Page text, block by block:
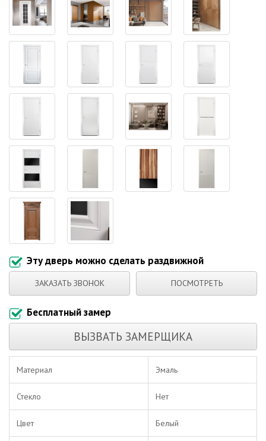
Эту дверь можно сделать раздвижной
ЗАКАЗАТЬ ЗВОНОК ПОСМОТРЕТЬ
Бесплатный замер
ВЫЗВАТЬ ЗАМЕРЩИКА
Материал Эмаль
Стекло Нет
Цвет Белый